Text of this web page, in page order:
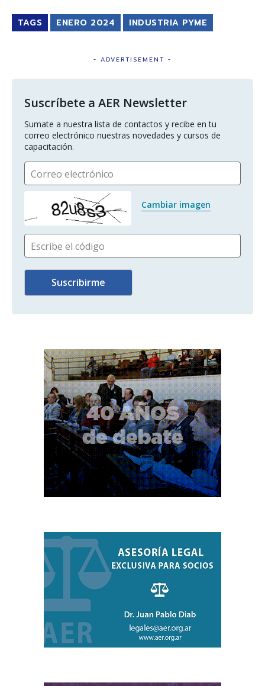
TAGS ENERO 2024 INDUSTRIA PYME
- ADVERTISEMENT -
Suscríbete a AER Newsletter
Sumate a nuestra lista de contactos y recibe en tu
correo electrónico nuestras novedades y cursos de
capacitación.
Correo electrónico
Cambiar imagen
Escribe el código